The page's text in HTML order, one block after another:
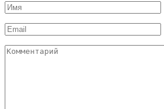
Имя
*
Email
*
Комментарий